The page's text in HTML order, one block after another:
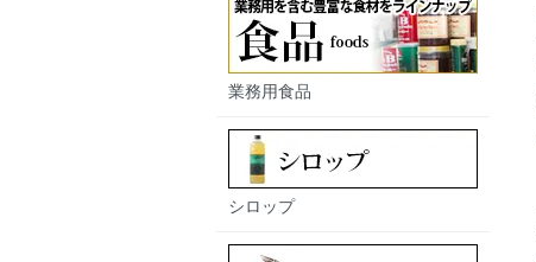
業務用食品
シロップ